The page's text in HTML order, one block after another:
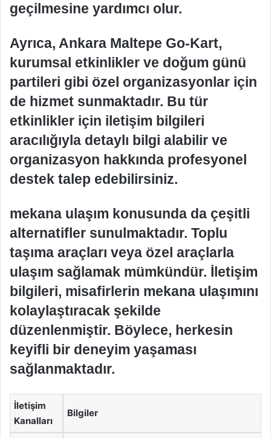
geçilmesine yardımcı olur.
Ayrıca, Ankara Maltepe Go-Kart,
kurumsal etkinlikler ve doğum günü
partileri gibi özel organizasyonlar için
de hizmet sunmaktadır. Bu tür
etkinlikler için iletişim bilgileri
aracılığıyla detaylı bilgi alabilir ve
organizasyon hakkında profesyonel
destek talep edebilirsiniz.
mekana ulaşım konusunda da çeşitli
alternatifler sunulmaktadır. Toplu
taşıma araçları veya özel araçlarla
ulaşım sağlamak mümkündür. İletişim
bilgileri, misafirlerin mekana ulaşımını
kolaylaştıracak şekilde
düzenlenmiştir. Böylece, herkesin
keyifli bir deneyim yaşaması
sağlanmaktadır.
İletişim
Kanalları
Bilgiler